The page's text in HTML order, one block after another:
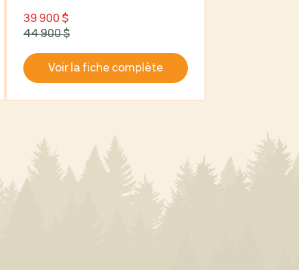
44 900 $
39 900 $
Voir la fiche complète